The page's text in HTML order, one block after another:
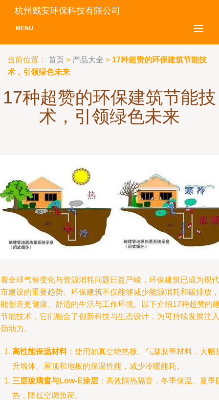
杭州戴安环保科技有限公司
MENU
当前位置： 首页 > 产品大全 > 17种超赞的环保建筑节能技
术，引领绿色未来
17种超赞的环保建筑节能技
术，引领绿色未来
全球气候变化与资源消耗问题日益严峻，环保建筑已成为现代
建设的重要趋势。环保建筑不仅能够减少能源消耗和碳排放，
创造更健康、舒适的生活与工作环境。以下介绍17种超赞的
能技术，它们融合了创新科技与生态设计，为可持续发展注入
动力。
高性能保温材料：使用如真空绝热板、气凝胶等材料，大幅
升墙体、屋顶和地板的保温性能，减少冷暖能耗。
三层玻璃窗与Low-E涂层 ：高效隔热隔音，冬季保温、夏季
热，降低空调负荷。